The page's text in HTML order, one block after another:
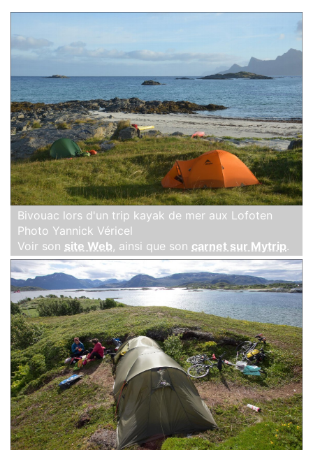
Bivouac lors d'un trip kayak de mer aux Lofoten
Photo Yannick Véricel
Voir son site Web, ainsi que son carnet sur Mytrip.